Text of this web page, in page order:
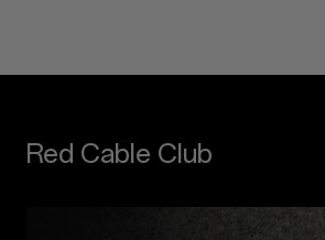
Red Cable Club